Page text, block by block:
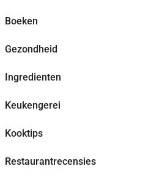
Boeken
Gezondheid
Ingredienten
Keukengerei
Kooktips
Restaurantrecensies